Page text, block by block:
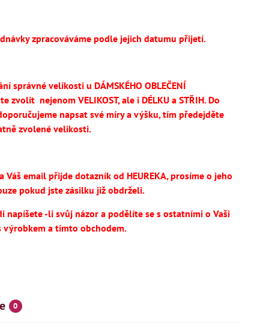
zpracováváme podle jejich datumu přijetí.
správné velikosti u DÁMSKÉHO OBLEČENÍ
zvolitnejenom VELIKOST, ale i DÉLKU a STŘIH. Do
napsat své míry a výšku, tím předejděte
zvolené velikosti.
Váš email přijde dotazník od HEUREKA, prosíme o jeho
pokud jste zásilku již obdrželi.
napíšete -li svůj názor a podělíte se s ostatními o Vaši
výrobkem a tímto obchodem.
0